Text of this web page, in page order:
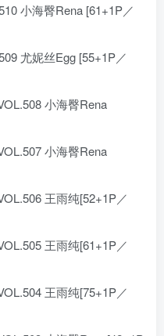
小海臀Rena [61+1P／
尤妮丝Egg [55+1P／
小海臀Rena
小海臀Rena
王雨纯[52+1P／
王雨纯[61+1P／
王雨纯[75+1P／